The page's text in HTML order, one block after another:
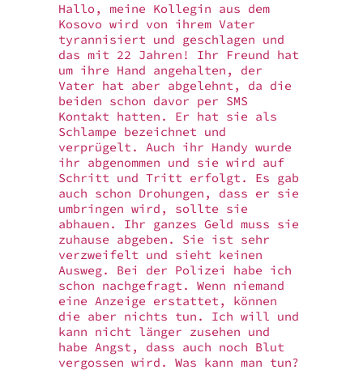
Hallo, meine Kollegin aus dem
Kosovo wird von ihrem Vater
tyrannisiert und geschlagen und
das mit 22 Jahren! Ihr Freund hat
um ihre Hand angehalten, der
Vater hat aber abgelehnt, da die
beiden schon davor per SMS
Kontakt hatten. Er hat sie als
Schlampe bezeichnet und
verprügelt. Auch ihr Handy wurde
ihr abgenommen und sie wird auf
Schritt und Tritt erfolgt. Es gab
auch schon Drohungen, dass er sie
umbringen wird, sollte sie
abhauen. Ihr ganzes Geld muss sie
zuhause abgeben. Sie ist sehr
verzweifelt und sieht keinen
Ausweg. Bei der Polizei habe ich
schon nachgefragt. Wenn niemand
eine Anzeige erstattet, können
die aber nichts tun. Ich will und
kann nicht länger zusehen und
habe Angst, dass auch noch Blut
vergossen wird. Was kann man tun?